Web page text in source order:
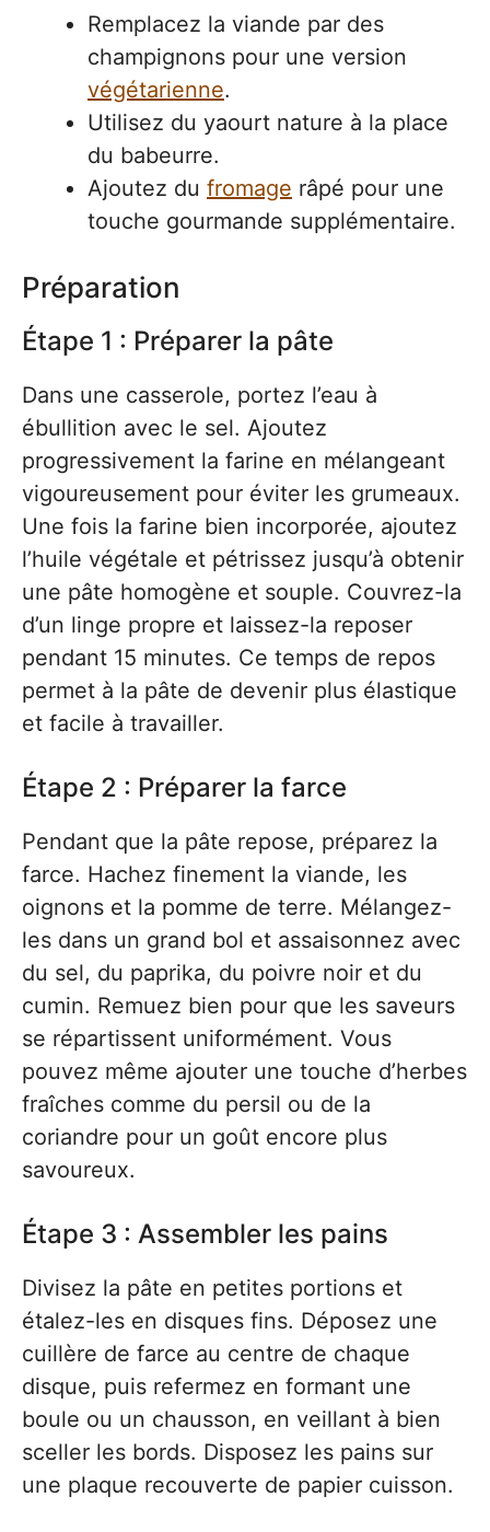
Remplacez la viande par des
champignons pour une version
végétarienne.
Utilisez du yaourt nature à la place
du babeurre.
Ajoutez du fromage râpé pour une
touche gourmande supplémentaire.
Préparation
Étape 1 : Préparer la pâte
Dans une casserole, portez l’eau à
ébullition avec le sel. Ajoutez
progressivement la farine en mélangeant
vigoureusement pour éviter les grumeaux.
Une fois la farine bien incorporée, ajoutez
l’huile végétale et pétrissez jusqu’à obtenir
une pâte homogène et souple. Couvrez-la
d’un linge propre et laissez-la reposer
pendant 15 minutes. Ce temps de repos
permet à la pâte de devenir plus élastique
et facile à travailler.
Étape 2 : Préparer la farce
Pendant que la pâte repose, préparez la
farce. Hachez finement la viande, les
oignons et la pomme de terre. Mélangez-
les dans un grand bol et assaisonnez avec
du sel, du paprika, du poivre noir et du
cumin. Remuez bien pour que les saveurs
se répartissent uniformément. Vous
pouvez même ajouter une touche d’herbes
fraîches comme du persil ou de la
coriandre pour un goût encore plus
savoureux.
Étape 3 : Assembler les pains
Divisez la pâte en petites portions et
étalez-les en disques fins. Déposez une
cuillère de farce au centre de chaque
disque, puis refermez en formant une
boule ou un chausson, en veillant à bien
sceller les bords. Disposez les pains sur
une plaque recouverte de papier cuisson.